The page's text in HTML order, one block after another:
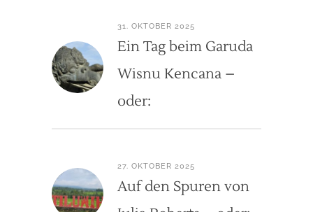
31. OKTOBER 2025
Ein Tag beim Garuda
Wisnu Kencana –
oder:
27. OKTOBER 2025
Auf den Spuren von